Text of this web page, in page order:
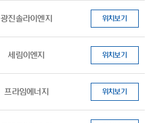
광진솔라이엔지 위치보기
세림이엔지 위치보기
프라임에너지 위치보기